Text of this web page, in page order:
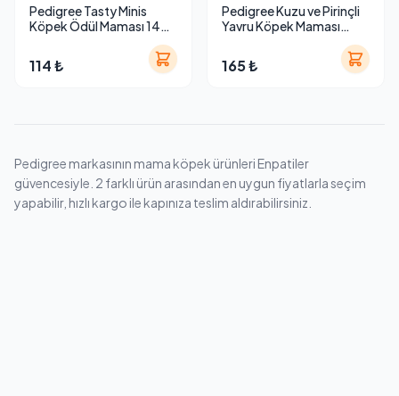
Pedigree Tasty Minis
Köpek Ödül Maması 140
114 ₺
Pedigree Kuzu ve Pirinçli
Yavru Köpek Maması
165 ₺
Pedigree markasının mama köpek ürünleri Enpatiler
güvencesiyle. 2 farklı ürün arasından en uygun fiyatlarla seçim
yapabilir, hızlı kargo ile kapınıza teslim aldırabilirsiniz.